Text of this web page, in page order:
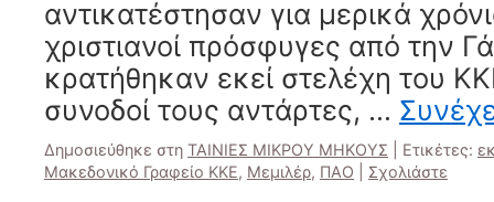
αντικατέστησαν για μερικά
χριστιανοί πρόσφυγες από την
κρατήθηκαν εκεί στελέχη του
συνοδοί τους αντάρτες, …
Δημοσιεύθηκε στη ΤΑΙΝΙΕΣ ΜΙΚΡΟΥ ΜΗΚΟΥΣ Ετικέτες:
Μακεδονικό Γραφείο ΚΚΕ, Μεμιλέρ, ΠΑΟ Σχολιάστε